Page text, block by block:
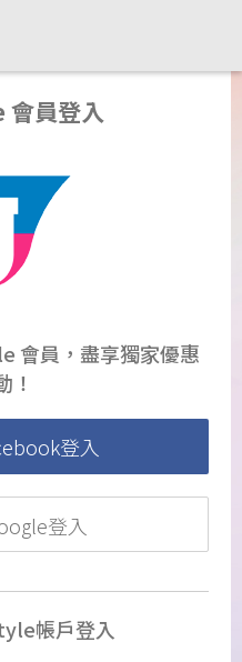
員登入
會員，盡享獨家優惠
！
登入
登入
帳戶登入